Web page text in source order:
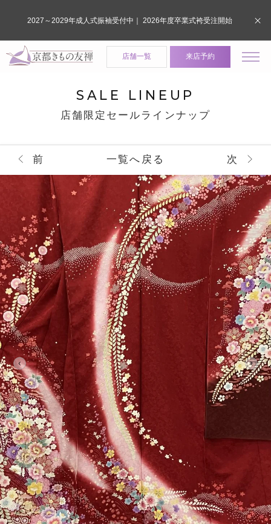
店舗一覧 来店予約
SALE LINEUP
店舗限定セールラインナップ
前 一覧へ戻る 次
2027～2029年成人式振袖受付中｜ 2026年度卒業式袴受注開始